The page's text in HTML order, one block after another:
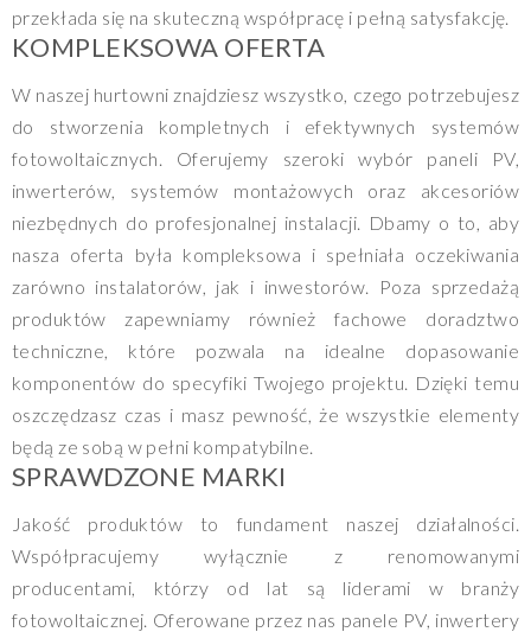
przekłada się na skuteczną współpracę i pełną satysfakcję.
KOMPLEKSOWA OFERTA
W naszej hurtowni znajdziesz wszystko, czego potrzebujesz
do stworzenia kompletnych i efektywnych systemów
fotowoltaicznych. Oferujemy szeroki wybór paneli PV,
inwerterów, systemów montażowych oraz akcesoriów
niezbędnych do profesjonalnej instalacji. Dbamy o to, aby
nasza oferta była kompleksowa i spełniała oczekiwania
zarówno instalatorów, jak i inwestorów. Poza sprzedażą
produktów zapewniamy również fachowe doradztwo
techniczne, które pozwala na idealne dopasowanie
komponentów do specyfiki Twojego projektu. Dzięki temu
oszczędzasz czas i masz pewność, że wszystkie elementy
będą ze sobą w pełni kompatybilne.
SPRAWDZONE MARKI
Jakość produktów to fundament naszej działalności.
Współpracujemy wyłącznie z renomowanymi
producentami, którzy od lat są liderami w branży
fotowoltaicznej. Oferowane przez nas panele PV, inwertery